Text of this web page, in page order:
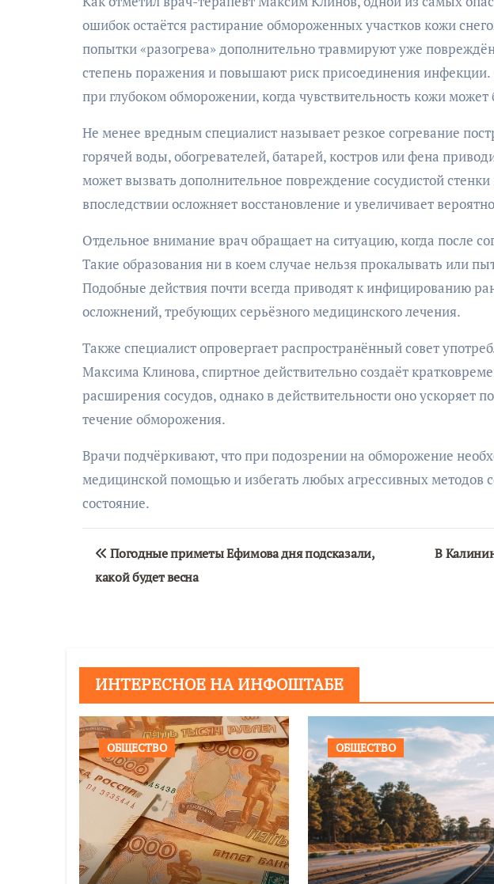
ошибок остаётся растирание обмороженных участков кожи
попытки «разогрева» дополнительно травмируют уже
степень поражения и повышают риск присоединения
при глубоком обморожении, когда чувствительность кожи
Не менее вредным специалист называет резкое согревание
горячей воды, обогревателей, батарей, костров или фена
может вызвать дополнительное повреждение сосудистой стенки
впоследствии осложняет восстановление и увеличивает
Отдельное внимание врач обращает на ситуацию, когда после
Такие образования ни в коем случае нельзя прокалывать или
Подобные действия почти всегда приводят к инфицированию
осложнений, требующих серьёзного медицинского лечения.
Также специалист опровергает распространённый совет
Максима Клинова, спиртное действительно создаёт
расширения сосудов, однако в действительности оно ускоряет
течение обморожения.
Врачи подчёркивают, что при подозрении на обморожение
медицинской помощью и избегать любых агрессивных методов
состояние.
Навигация
по
Погодные приметы Ефимова дня подсказали,
какой будет весна
В
ИНТЕРЕСНОЕ НА ИНФОШТАБЕ
ОБЩЕСТВО ОБЩЕСТВО